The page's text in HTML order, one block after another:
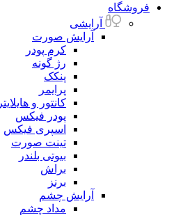
فروشگاه
آرایشی
آرایش صورت
کرم پودر
رژ گونه
پنکک
پرایمر
کانتور و هایلایتر
پودر فیکس
اسپری فیکس
تینت صورت
بیوتی بلندر
براش
برنز
آرایش چشم
مداد چشم